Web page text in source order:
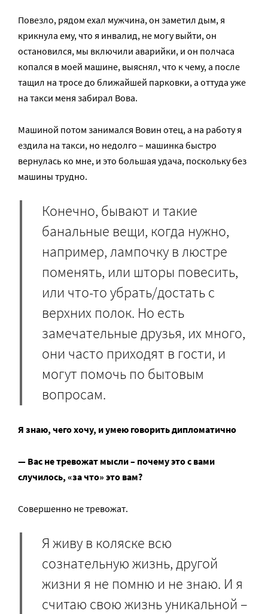
Повезло, рядом ехал мужчина, он заметил дым, я
крикнула ему, что я инвалид, не могу выйти, он
остановился, мы включили аварийки, и он полчаса
копался в моей машине, выяснял, что к чему, а после
тащил на тросе до ближайшей парковки, а оттуда уже
на такси меня забирал Вова.
Машиной потом занимался Вовин отец, а на работу я
ездила на такси, но недолго – машинка быстро
вернулась ко мне, и это большая удача, поскольку без
машины трудно.
Конечно, бывают и такие
банальные вещи, когда нужно,
например, лампочку в люстре
поменять, или шторы повесить,
или что-то убрать/достать с
верхних полок. Но есть
замечательные друзья, их много,
они часто приходят в гости, и
могут помочь по бытовым
вопросам.
Я знаю, чего хочу, и умею говорить дипломатично
— Вас не тревожат мысли – почему это с вами
случилось, «за что» это вам?
Совершенно не тревожат.
Я живу в коляске всю
сознательную жизнь, другой
жизни я не помню и не знаю. И я
считаю свою жизнь уникальной –